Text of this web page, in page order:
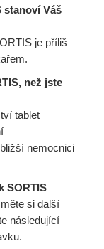
stanoví Váš
je příliš
než jste
tablet
nemocnici
SORTIS
si další
následující